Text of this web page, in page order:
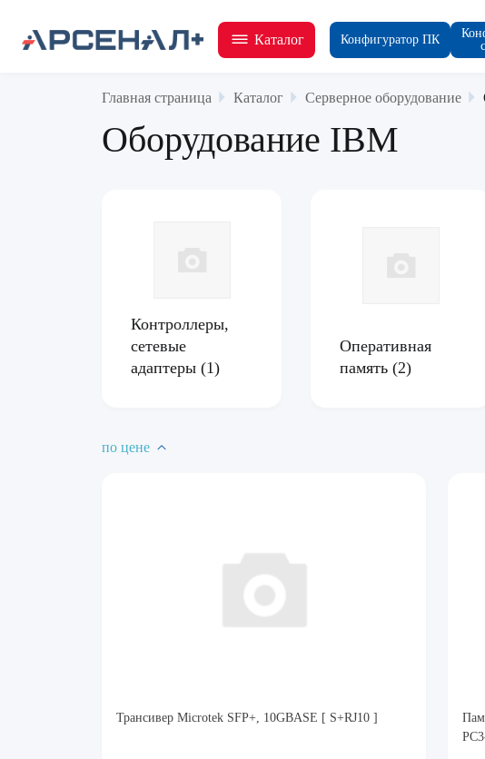
Каталог Конфигуратор ПК
Главная страница Каталог Серверное оборудование
Оборудование IBM
Контроллеры,
сетевые
адаптеры (1)
Оперативная
память(2)
по цене
Трансивер Microtek SFP+, 10GBASE [ S+RJ10 ]